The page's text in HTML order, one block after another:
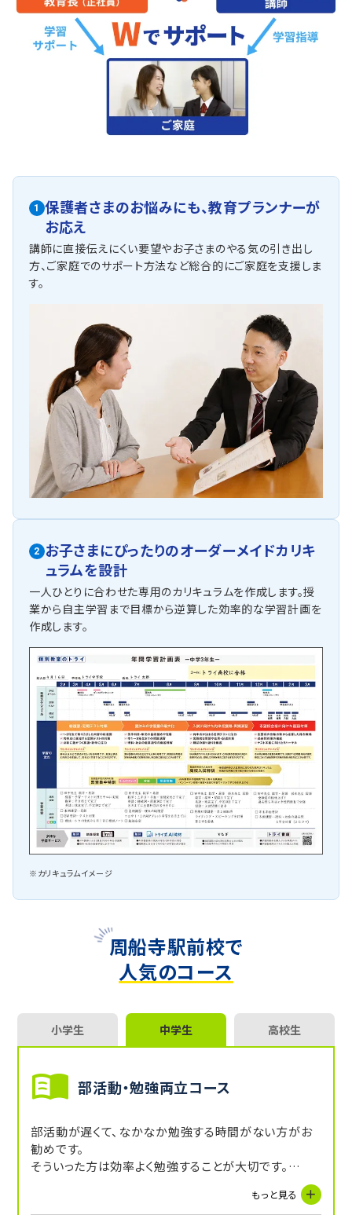
1 保護者さまのお悩みにも、教育プランナーが
お応え
講師に直接伝えにくい要望やお子さまのやる気の引き出し
方、ご家庭でのサポート方法など総合的にご家庭を支援しま
す。
2 お子さまにぴったりのオーダーメイドカリキ
ュラムを設計
一人ひとりに合わせた専用のカリキュラムを作成します。授
業から自主学習まで目標から逆算した効率的な学習計画を
作成します。
※カリキュラムイメージ
周船寺駅前校で
人気のコース
小学生 中学生 高校生
部活動・勉強両立コース
部活動が遅くて、なかなか勉強する時間がない方がお
勧めです。
そういった方は効率よく勉強することが大切です。
重要なポイントを抑えながらマンツーマンで勉強してい
もっと見る